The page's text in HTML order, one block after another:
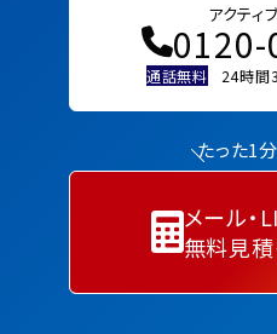
アクティ
通話無料 24時間
たった1
メール・
無料見